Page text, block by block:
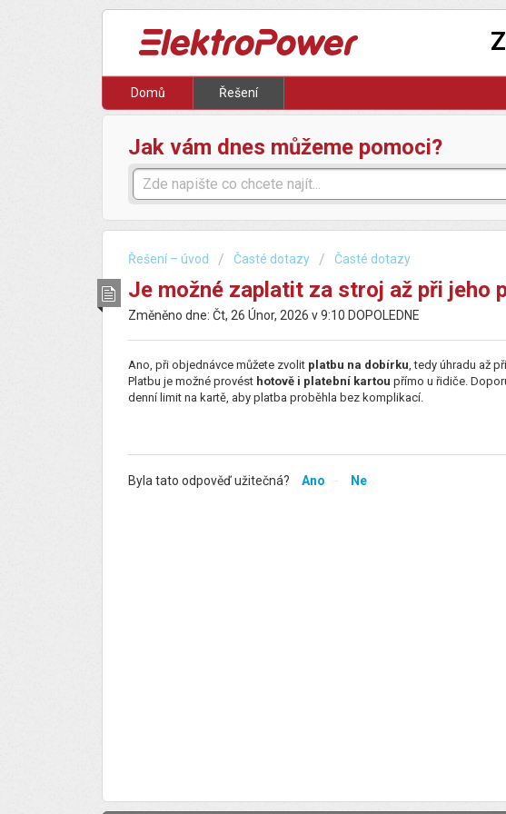
Domů Řešení
Jak vám dnes můžeme pomoci?
Řešení – úvod Časté dotazy Časté dotazy
Je možné zaplatit za stroj až při jeho
Změněno dne: Čt, 26 Únor, 2026 v 9:10 DOPOLEDNE
Ano, při objednávce můžete zvolit platbu na dobírku, tedy úhradu až
Platbu je možné provést hotově i platební kartou přímo u řidiče.
denní limit na kartě, aby platba proběhla bez komplikací.
Byla tato odpověď užitečná? Ano Ne